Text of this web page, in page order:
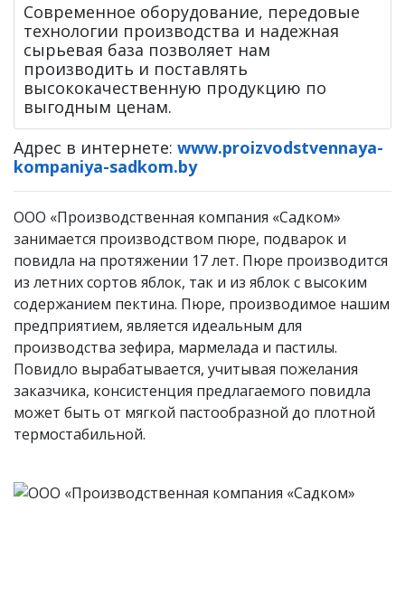
Современное оборудование, передовые
технологии производства и надежная
сырьевая база позволяет нам
производить и поставлять
высококачественную продукцию по
выгодным ценам.
Адрес в интернете: www.proizvodstvennaya-
kompaniya-sadkom.by
ООО «Производственная компания «Садком»
занимается производством пюре, подварок и
повидла на протяжении 17 лет. Пюре производится
из летних сортов яблок, так и из яблок с высоким
содержанием пектина. Пюре, производимое нашим
предприятием, является идеальным для
производства зефира, мармелада и пастилы.
Повидло вырабатывается, учитывая пожелания
заказчика, консистенция предлагаемого повидла
может быть от мягкой пастообразной до плотной
термостабильной.